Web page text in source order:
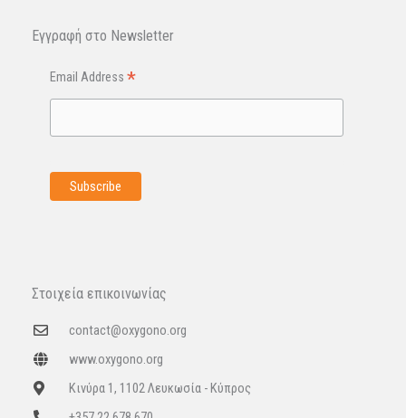
Εγγραφή στo Newsletter
Email Address *
Στοιχεία επικοινωνίας
contact@oxygono.org
www.oxygono.org
Κινύρα 1, 1102 Λευκωσία - Κύπρος